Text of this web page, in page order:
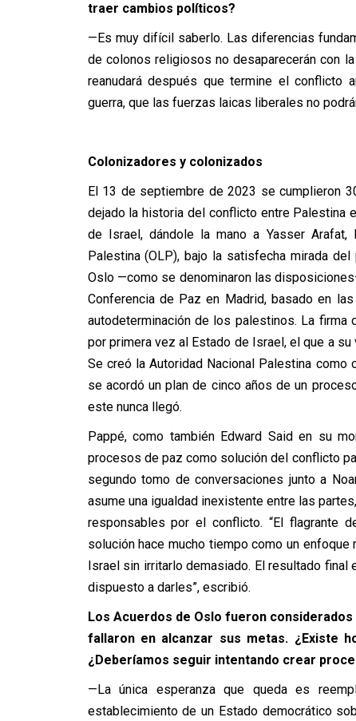
traer cambios políticos?
—Es muy difícil saberlo. Las diferencias
de colonos religiosos no desaparecerán con
reanudará después que termine el conflicto
guerra, que las fuerzas laicas liberales no
Colonizadores y colonizados
El 13 de septiembre de 2023 se cumplieron
dejado la historia del conflicto entre Palestina
de Israel, dándole la mano a Yasser
Palestina (OLP), bajo la satisfecha mirada
Oslo —como se denominaron las
Conferencia de Paz en Madrid, basado en
autodeterminación de los palestinos. La
por primera vez al Estado de Israel, el que a
Se creó la Autoridad Nacional Palestina como
se acordó un plan de cinco años de un
este nunca llegó.
Pappé, como también Edward Said en su
procesos de paz como solución del conflicto
segundo tomo de conversaciones junto a
asume una igualdad inexistente entre las
responsables por el conflicto. “El flagrante
solución hace mucho tiempo como un
Israel sin irritarlo demasiado. El resultado
dispuesto a darles”, escribió.
Los Acuerdos de Oslo fueron
fallaron en alcanzar sus metas. ¿Existe
¿Deberíamos seguir intentando crear
—La única esperanza que queda es
establecimiento de un Estado democrático